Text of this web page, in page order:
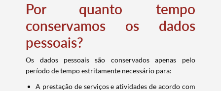
Por quanto tempo
conservamos os dados
pessoais?
Os dados pessoais são conservados apenas pelo
período de tempo estritamente necessário para:
A prestação de serviços e atividades de acordo com